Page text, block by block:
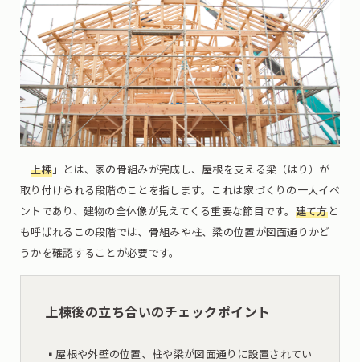
「上棟」とは、家の骨組みが完成し、屋根を支える梁（はり）が
取り付けられる段階のことを指します。これは家づくりの一大イベ
ントであり、建物の全体像が見えてくる重要な節目です。 建て方と
も呼ばれるこの段階では、骨組みや柱、梁の位置が図面通りかど
うかを確認することが必要です。
上棟後の立ち合いのチェックポイント
▪︎屋根や外壁の位置、柱や梁が図面通りに設置されてい